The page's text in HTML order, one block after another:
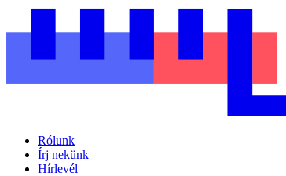
Rólunk
Írj nekünk
Hírlevél